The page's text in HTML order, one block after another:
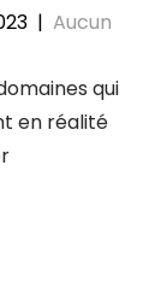
| Aucun
qui
en réalité